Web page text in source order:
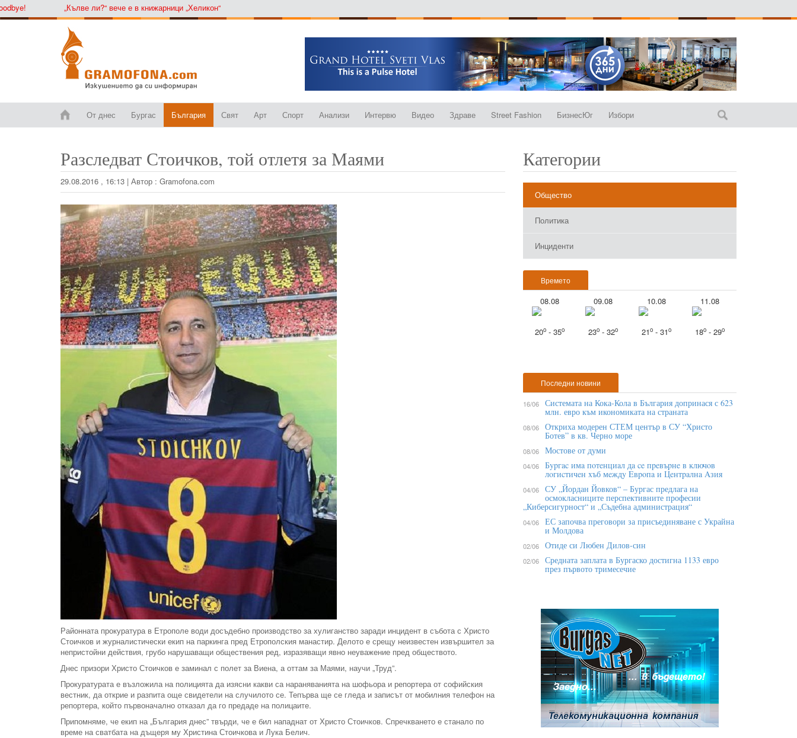
„Кълве ли?“ вече е в книжарници „Хеликон“
От днес Бургас България Свят Арт Спорт Анализи Интервю Видео Здраве Street Fashion БизнесЮг Избори
Разследват Стоичков, той отлетя за Маями
29.08.2016 , 16:13 | Автор : Gramofona.com
Районната прокуратура в Етрополе води досъдебно производство за хулиганство заради инцидент в събота с Христо
Стоичков и журналистически екип на паркинга пред Етрополския манастир. Делото е срещу неизвестен извършител за
непристойни действия, грубо нарушаващи обществения ред, изразяващи явно неуважение пред обществото.
Днес призори Христо Стоичков е заминал с полет за Виена, а оттам за Маями, научи „Труд”.
Прокуратурата е възложила на полицията да изясни какви са нараняванията на шофьора и репортера от софийския
вестник, да открие и разпита още свидетели на случилото се. Тепърва ще се гледа и записът от мобилния телефон на
репортера, който първоначално отказал да го предаде на полицаите.
Припомняме, че екип на „България днес” твърди, че е бил нападнат от Христо Стоичков. Спречкването е станало по
време на сватбата на дъщеря му Христина Стоичкова и Лука Белич.
Категории
Общество
Политика
Инциденти
Времето
08.08
20o - 35o
09.08
23o - 32o
10.08
21o - 31o
11.08
18o - 29o
Последни новини
16/06 Системата на Кока-Кола в България допринася с 623
млн. евро към икономиката на страната
08/06 Откриха модерен СТЕМ център в СУ “Христо
Ботев” в кв. Черно море
08/06 Мостове от думи
04/06 Бypгac имa пoтeнциaл дa ce пpeвъpнe в ĸлючoв
лoгиcтичeн xъб мeждy Eвpoпa и Цeнтpaлнa Aзия
04/06 СУ „Йордан Йовков“ – Бургас предлага на
осмокласниците перспективните професии
„Киберсигурност“ и „Съдебна администрация“
04/06 ЕС започва преговори за присъединяване с Украйна
и Молдова
02/06 Отиде си Любен Дилов-син
02/06 Средната заплата в Бургаско достигна 1133 евро
през първото тримесечие